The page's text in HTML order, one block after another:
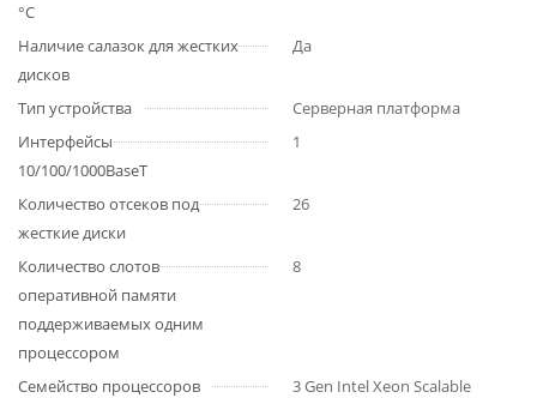
°C
Наличие салазок для жестких
дисков
Да
Тип устройства
Серверная платформа
Интерфейсы
10/100/1000BaseT
1
Количество отсеков под
жесткие диски
26
Количество слотов
оперативной памяти
поддерживаемых одним
процессором
8
Семейство процессоров
3 Gen Intel Xeon Scalable